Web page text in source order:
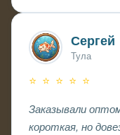
Сергей
Тула
⭐ ⭐ ⭐ ⭐ ⭐
Заказывали
короткая, но